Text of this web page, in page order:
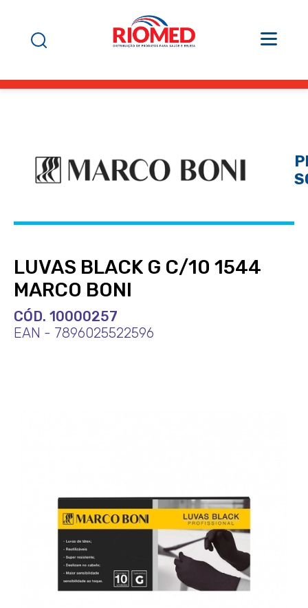
LUVAS BLACK G C/10 1544
MARCO BONI
CÓD. 10000257
EAN - 7896025522596